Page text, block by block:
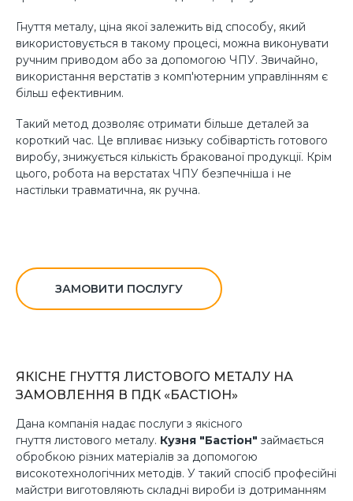
Гнуття металу, ціна якої залежить від способу, який
використовується в такому процесі, можна виконувати
ручним приводом або за допомогою ЧПУ. Звичайно,
використання верстатів з комп'ютерним управлінням є
більш ефективним.
Такий метод дозволяє отримати більше деталей за
короткий час. Це впливає низьку собівартість готового
виробу, знижується кількість бракованої продукції. Крім
цього, робота на верстатах ЧПУ безпечніша і не
настільки травматична, як ручна.
ЗАМОВИТИ ПОСЛУГУ
ЯКІСНЕ ГНУТТЯ ЛИСТОВОГО МЕТАЛУ НА
ЗАМОВЛЕННЯ В ПДК «БАСТІОН»
Дана компанія надає послуги з якісного
гнуття листового металу. Кузня "Бастіон" займається
обробкою різних матеріалів за допомогою
високотехнологічних методів. У такий спосіб професійні
майстри виготовляють складні вироби із дотриманням